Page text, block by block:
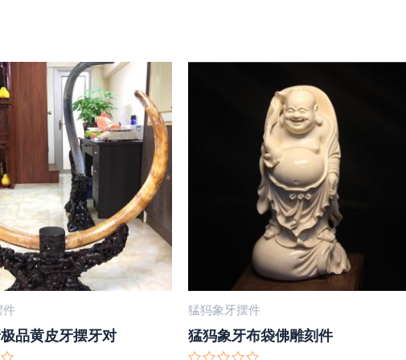
件
品黄皮牙摆牙对
猛犸象牙摆件
猛犸象牙布袋佛雕刻件